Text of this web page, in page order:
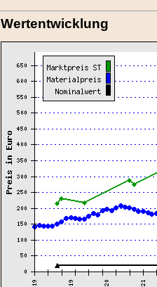
Wertentwicklung